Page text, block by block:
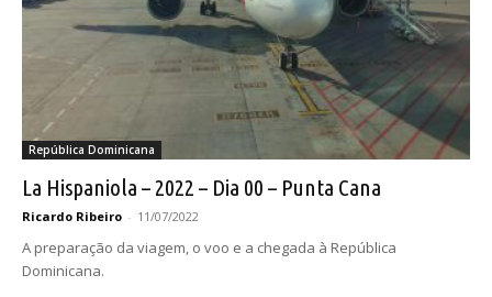
República Dominicana
La Hispaniola – 2022 – Dia 00 – Punta Cana
Ricardo Ribeiro - 11/07/2022
A preparação da viagem, o voo e a chegada à República
Dominicana.